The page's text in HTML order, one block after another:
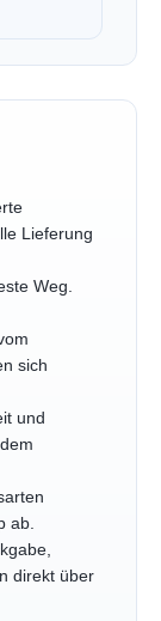
Lieferung
Weg.
sich
und
ab.
direkt über